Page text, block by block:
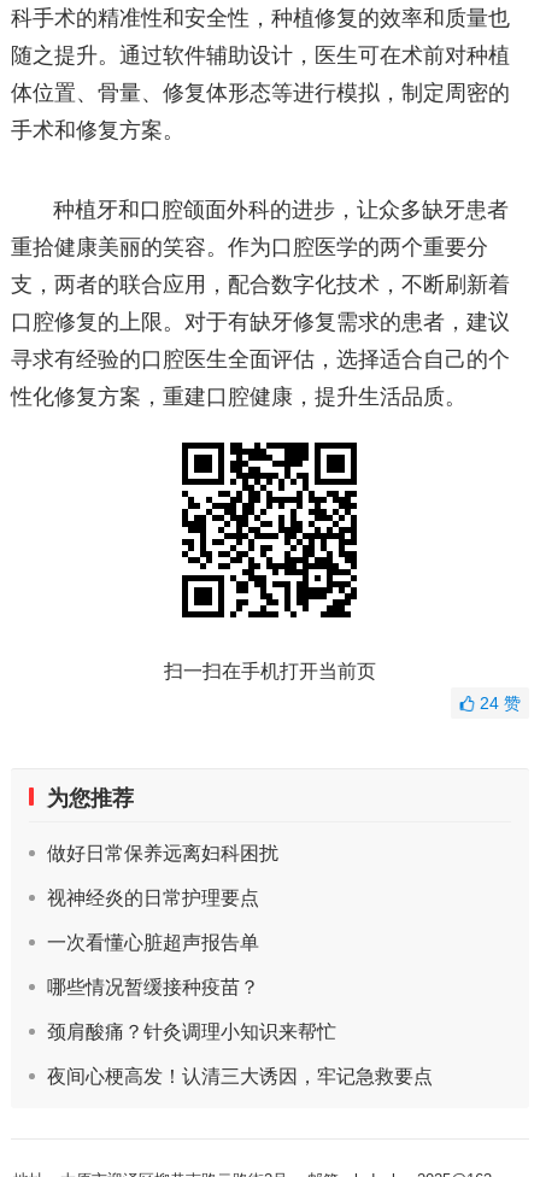
科手术的精准性和安全性，种植修复的效率和质量也
随之提升。通过软件辅助设计，医生可在术前对种植
体位置、骨量、修复体形态等进行模拟，制定周密的
手术和修复方案。
种植牙和口腔颌面外科的进步，让众多缺牙患者
重拾健康美丽的笑容。作为口腔医学的两个重要分
支，两者的联合应用，配合数字化技术，不断刷新着
口腔修复的上限。对于有缺牙修复需求的患者，建议
寻求有经验的口腔医生全面评估，选择适合自己的个
性化修复方案，重建口腔健康，提升生活品质。
扫一扫在手机打开当前页
24赞
为您推荐
做好日常保养远离妇科困扰
视神经炎的日常护理要点
一次看懂心脏超声报告单
哪些情况暂缓接种疫苗？
颈肩酸痛？针灸调理小知识来帮忙
夜间心梗高发！认清三大诱因，牢记急救要点